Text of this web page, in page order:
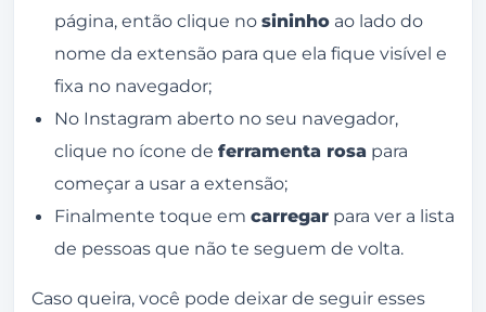
página, então clique no sininhoao lado do
nome da extensão para que ela fique visível e
fixa no navegador;
No Instagram aberto no seu navegador,
clique no ícone de ferramenta rosa para
começar a usar a extensão;
Finalmente toque em carregarpara ver a lista
de pessoas que não te seguem de volta.
Caso queira, você pode deixar de seguir esses